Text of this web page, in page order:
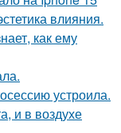
влияния.
как ему
устроила.
и в воздухе